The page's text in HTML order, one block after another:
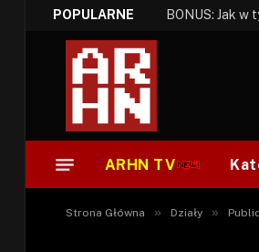
POPULARNE
ARHN TV
Strona Główna » Działy »